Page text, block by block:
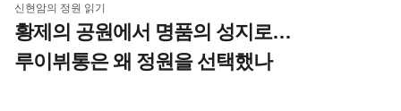
신현암의 정원 읽기
황제의 공원에서 명품의 성지로…
루이뷔통은 왜 정원을 선택했나